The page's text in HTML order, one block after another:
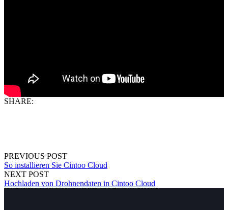
SHARE:
PREVIOUS POST
So installieren Sie Cintoo Cloud
NEXT POST
Hochladen von Drohnendaten in Cintoo Cloud